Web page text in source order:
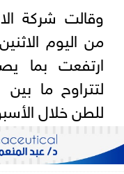
وقالت شركة
من اليوم
للطن خلال